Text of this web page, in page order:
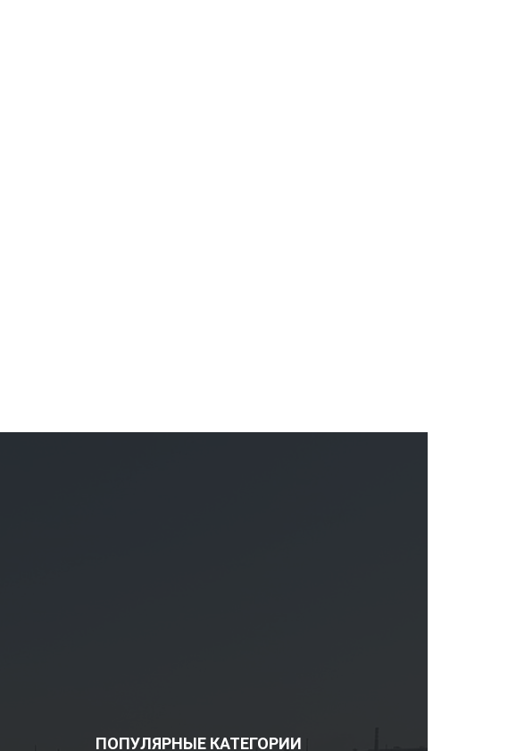
ПОПУЛЯРНЫЕ КАТЕГОРИИ